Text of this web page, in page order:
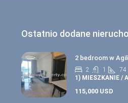
Ostatnio dodane
2 bedroom w
2 1 74
1) MIESZKANIE /
115,000 USD